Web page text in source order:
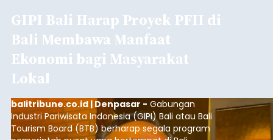
GIPI Bali Harap Proyek PFII di
Bali Membawa Manfaat
Ekonomi bagi Masyarakat
Lokal
balitribune.co.id | Denpasar - Gabungan
Industri Pariwisata Indonesia (GIPI) Bali atau Bali
Tourism Board (BTB) berharap segala program